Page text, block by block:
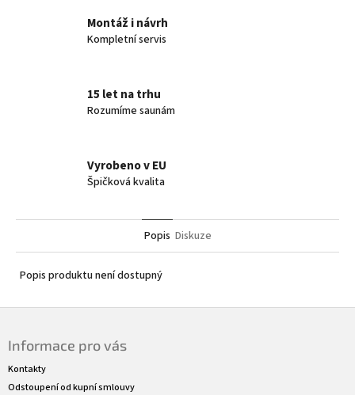
Montáž i návrh
Kompletní servis
15 let na trhu
Rozumíme saunám
Vyrobeno v EU
Špičková kvalita
Popis Diskuze
Popis produktu není dostupný
Informace pro vás
Kontakty
Odstoupení od kupní smlouvy